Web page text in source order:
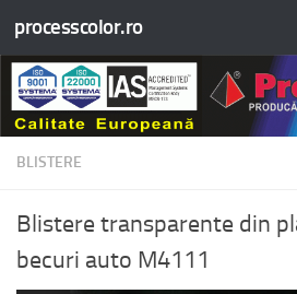
Skip to content
processcolor.ro
BLISTERE
Blistere transparente din
becuri auto M4111